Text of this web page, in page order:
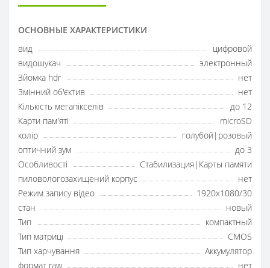
ОСНОВНЫЕ ХАРАКТЕРИСТИКИ
вид
цифровой
видошукач
электронный
Зйомка hdr
нет
Змінний об'єктив
нет
Кількість мегапікселів
до 12
Карти пам'яті
microSD
колір
голубой|розовый
оптичний зум
до 3
Особливості
Стабилизация|Карты памяти
пиловологозахищений корпус
нет
Режим запису відео
1920x1080/30
стан
новый
Тип
компактный
Тип матриці
CMOS
Тип харчування
Аккумулятор
формат raw
нет